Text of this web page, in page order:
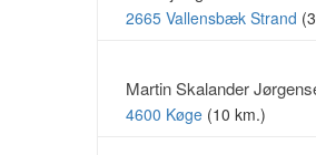
2665 Vallensbæk Strand
Martin Skalander
4600 Køge (10 km.)